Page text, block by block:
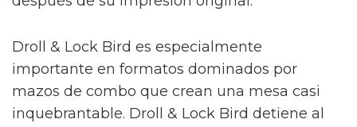
Droll & Lock Bird es especialmente
importante en formatos dominados por
mazos de combo que crean una mesa casi
inquebrantable. Droll & Lock Bird detiene al